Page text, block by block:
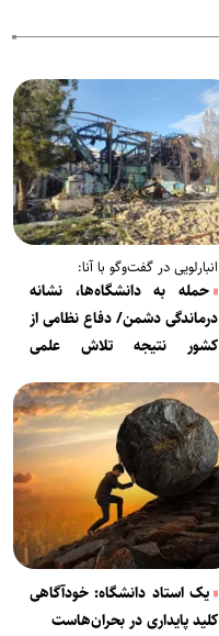
انبارلویی در گفت‌وگو با آنا:
حمله به دانشگاه‌ها، نشانه
درماندگی دشمن/ دفاع نظامی از
کشور نتیجه تلاش علمی
یک استاد دانشگاه: خودآگاهی
کلید پایداری در بحران‌هاست